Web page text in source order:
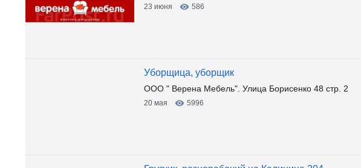
23 июня 586
Уборщица, уборщик
ООО " Верена Мебель". Улица Борисенко 48 стр. 2
20 мая 5996